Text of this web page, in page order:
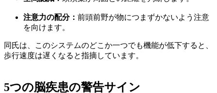
注意力の配分： 前頭前野が物につまずかないよう注意
を向けます。
同氏は、このシステムのどこか一つでも機能が低下すると、
歩行速度は遅くなると指摘しています。
5つの脳疾患の警告サイン